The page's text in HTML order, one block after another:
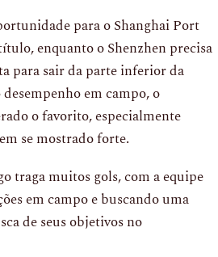
para o Shanghai Port
enquanto o Shenzhen precisa
para sair da parte inferior da
em campo, o
o favorito, especialmente
se mostrado forte.
traga muitos gols, com a equipe
em campo e buscando uma
de seus objetivos no